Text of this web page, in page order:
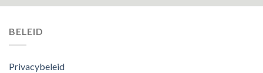
BELEID
Privacybeleid